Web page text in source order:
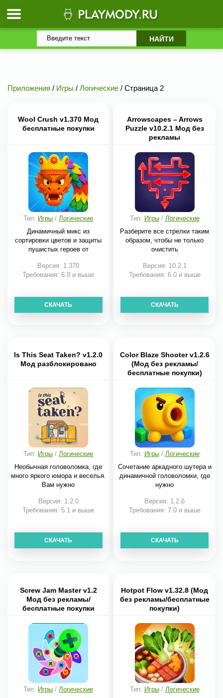
Приложения / Игры / Логические / Страница 2
Wool Crush v1.370 Мод
бесплатные покупки
Тип: Игры /Логические
Динамичный микс из
сортировки цветов и защиты
пушистых героев от
Версия: 1.370
Требования: 6.0 и выше
СКАЧАТЬ
Arrowscapes – Arrows
Puzzle v10.2.1 Мод без
рекламы
Тип: Игры/ Логические
Разберите все стрелки таким
образом, чтобы не только
очистить
Версия: 10.2.1
Требования: 6.0 и выше
СКАЧАТЬ
Is This Seat Taken? v1.2.0
Мод разблокировано
Тип: Игры /Логические
Необычная головоломка, где
много яркого юмора и веселья.
Вам нужно
Версия: 1.2.0
Требования: 5.1 и выше
СКАЧАТЬ
Color Blaze Shooter v1.2.6
(Мод без рекламы/
бесплатные покупки)
Тип: Игры/ Логические
Сочетание аркадного шутера и
динамичной головоломки, где
нужно
Версия: 1.2.6
Требования: 7.0 и выше
СКАЧАТЬ
Screw Jam Master v1.2
Мод без рекламы/
бесплатные покупки
Тип: Игры /Логические
Hotpot Flow v1.32.8 (Мод
без рекламы/бесплатные
покупки)
Тип: Игры/ Логические